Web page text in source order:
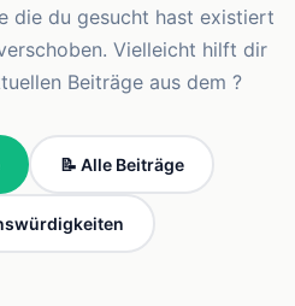
die du gesucht hast existiert
Vielleicht hilft dir
Beiträge aus dem ?
📝 Alle Beiträge